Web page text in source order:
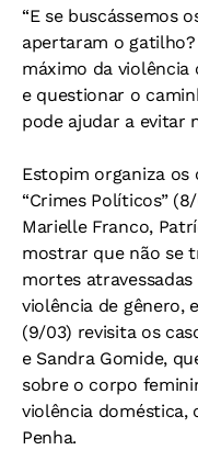
“E se buscássemos
apertaram o
máximo da
e questionar o
pode ajudar a evitar
Estopim organiza os
“Crimes Políticos”
Marielle Franco,
mostrar que não se
mortes
violência de gênero,
(9/03) revisita os
e Sandra Gomide,
sobre o corpo
violência doméstica,
Penha.